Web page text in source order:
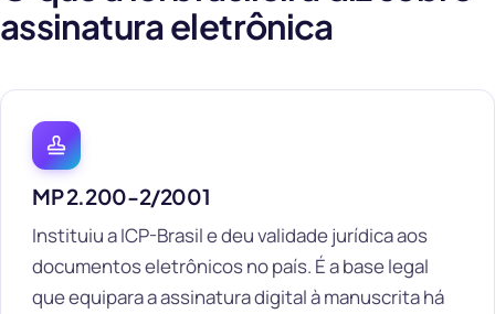
assinatura eletrônica
MP 2.200-2/2001
Instituiu a ICP-Brasil e deu validade jurídica aos
documentos eletrônicos no país. É a base legal
que equipara a assinatura digital à manuscrita há